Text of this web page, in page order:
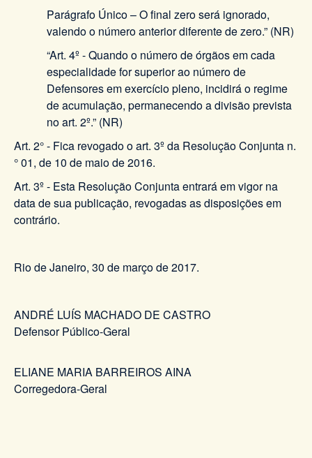
Parágrafo Único – O final zero será ignorado,
valendo o número anterior diferente de zero.” (NR)
“Art. 4º - Quando o número de órgãos em cada
especialidade for superior ao número de
Defensores em exercício pleno, incidirá o regime
de acumulação, permanecendo a divisão prevista
no art. 2º.” (NR)
Art. 2° - Fica revogado o art. 3º da Resolução Conjunta n.
° 01, de 10 de maio de 2016.
Art. 3º - Esta Resolução Conjunta entrará em vigor na
data de sua publicação, revogadas as disposições em
contrário.
Rio de Janeiro, 30 de março de 2017.
ANDRÉ LUÍS MACHADO DE CASTRO
Defensor Público-Geral
ELIANE MARIA BARREIROS AINA
Corregedora-Geral